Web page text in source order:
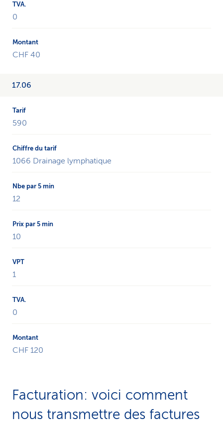
0
CHF 40
17.06
590
1066 Drainage lymphatique
12
10
1
0
CHF 120
Facturation: voici comment
nous transmettre des factures